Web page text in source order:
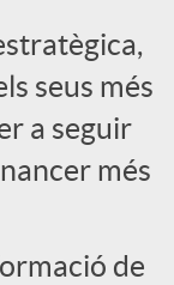
seus més
a seguir
més
de